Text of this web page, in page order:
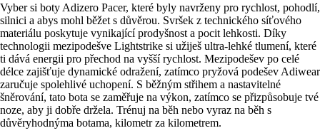
Vyber si boty Adizero Pacer, které byly navrženy pro rychlost, pohodlí,
silnici a abys mohl běžet s důvěrou. Svršek z technického síťového
materiálu poskytuje vynikající prodyšnost a pocit lehkosti. Díky
technologii mezipodešve Lightstrike si užiješ ultra-lehké tlumení, které
ti dává energii pro přechod na vyšší rychlost. Mezipodešev po celé
délce zajišťuje dynamické odražení, zatímco pryžová podešev Adiwear
zaručuje spolehlivé uchopení. S běžným střihem a nastavitelné
šněrování, tato bota se zaměřuje na výkon, zatímco se přizpůsobuje tvé
noze, aby ji dobře držela. Trénuj na běh nebo vyraz na běh s
důvěryhodnýma botama, kilometr za kilometrem.